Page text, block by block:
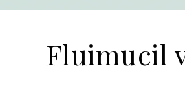
Fluimucil